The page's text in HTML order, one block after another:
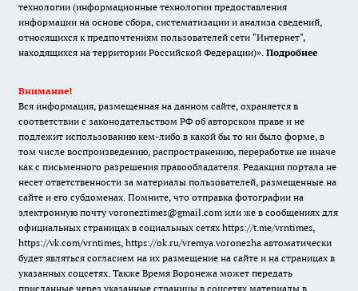
технологии (информационные технологии предоставления
информации на основе сбора, систематизации и анализа сведений,
относящихся к предпочтениям пользователей сети "Интернет",
находящихся на территории Российской Федерации)». Подробнее
Внимание!
Вся информация, размещенная на данном сайте, охраняется в
соответствии с законодательством РФ об авторском праве и не
подлежит использованию кем-либо в какой бы то ни было форме, в
том числе воспроизведению, распространению, переработке не иначе
как с письменного разрешения правообладателя. Редакция портала не
несет ответственности за материалы пользователей, размещенные на
сайте и его субдоменах. Помните, что отправка фотографии на
электронную почту voroneztimes@gmail.com или же в сообщениях для
официальных страницах в социальных сетях https://t.me/vrntimes,
https://vk.com/vrntimes, https://ok.ru/vremya.voronezha автоматически
будет являться согласием на их размещение на сайте и на страницах в
указанных соцсетях. Также Время Воронежа может передать
присланные через указанные страницы в соцсетях материалы в